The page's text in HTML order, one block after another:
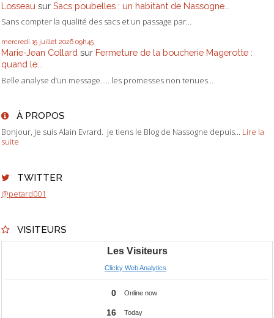
Losseau sur Sacs poubelles : un habitant de Nassogne...
Sans compter la qualité des sacs et un passage par...
mercredi 15 juillet 2026 09h45
Marie-Jean Collard sur Fermeture de la boucherie Magerotte :
quand le...
Belle analyse d’un message….. les promesses non tenues...
À PROPOS
Bonjour, Je suis Alain Evrard. je tiens le Blog de Nassogne depuis... Lire la
suite
TWITTER
@petard001
VISITEURS